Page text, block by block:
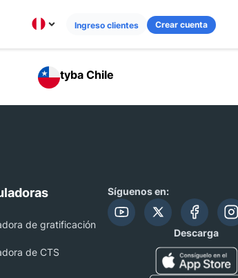
Ingreso clientes Crear cuenta
tyba Chile
de gratificación
de CTS
Síguenos en:
Descarga